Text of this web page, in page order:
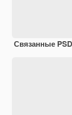
Связанные PSD